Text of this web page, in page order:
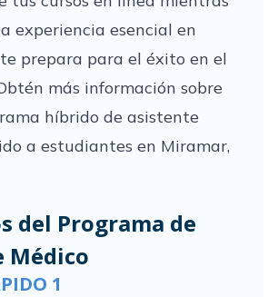
experiencia esencial en
prepara para el éxito en el
más información sobre
híbrido de asistente
a estudiantes en Miramar,
del Programa de
Médico
1